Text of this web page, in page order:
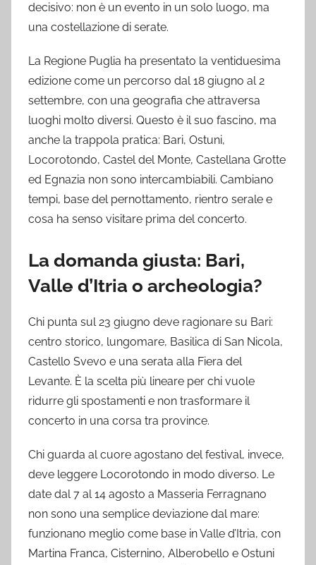
decisivo: non è un evento in un solo luogo, ma
una costellazione di serate.
La Regione Puglia ha presentato la ventiduesima
edizione come un percorso dal 18 giugno al 2
settembre, con una geografia che attraversa
luoghi molto diversi. Questo è il suo fascino, ma
anche la trappola pratica: Bari, Ostuni,
Locorotondo, Castel del Monte, Castellana Grotte
ed Egnazia non sono intercambiabili. Cambiano
tempi, base del pernottamento, rientro serale e
cosa ha senso visitare prima del concerto.
La domanda giusta: Bari,
Valle d’Itria o archeologia?
Chi punta sul 23 giugno deve ragionare su Bari:
centro storico, lungomare, Basilica di San Nicola,
Castello Svevo e una serata alla Fiera del
Levante. È la scelta più lineare per chi vuole
ridurre gli spostamenti e non trasformare il
concerto in una corsa tra province.
Chi guarda al cuore agostano del festival, invece,
deve leggere Locorotondo in modo diverso. Le
date dal 7 al 14 agosto a Masseria Ferragnano
non sono una semplice deviazione dal mare:
funzionano meglio come base in Valle d’Itria, con
Martina Franca, Cisternino, Alberobello e Ostuni